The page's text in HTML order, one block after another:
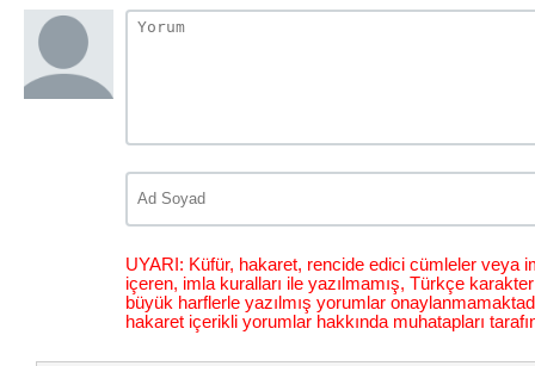
UYARI: Küfür, hakaret, rencide edici cümleler veya
içeren, imla kuralları ile yazılmamış, Türkçe
büyük harflerle yazılmış yorumlar
hakaret içerikli yorumlar hakkında muhatapları